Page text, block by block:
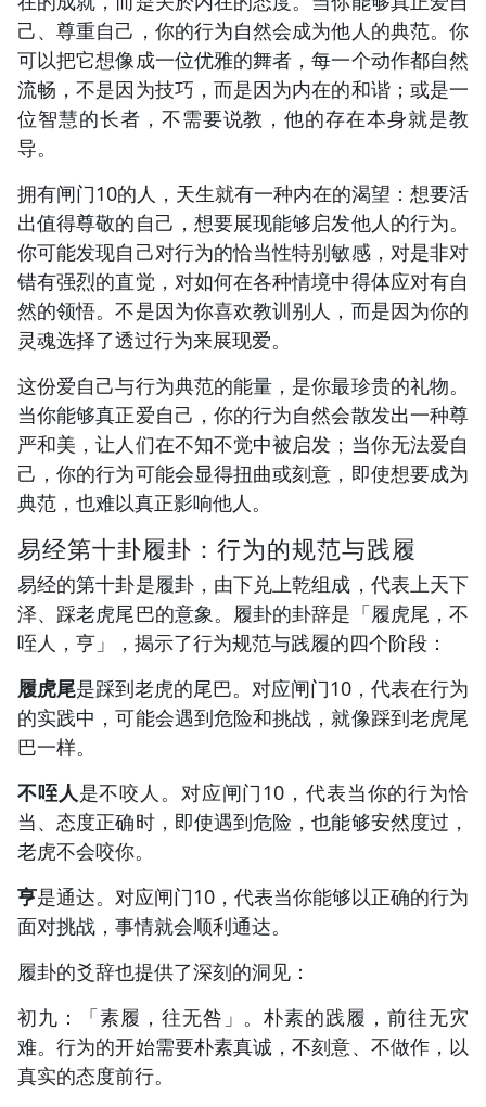
己、尊重自己，你的行为自然会成为他人的典范。你
可以把它想像成一位优雅的舞者，每一个动作都自然
流畅，不是因为技巧，而是因为内在的和谐；或是一
位智慧的长者，不需要说教，他的存在本身就是教
导。
拥有闸门10的人，天生就有一种内在的渴望：想要活
出值得尊敬的自己，想要展现能够启发他人的行为。
你可能发现自己对行为的恰当性特别敏感，对是非对
错有强烈的直觉，对如何在各种情境中得体应对有自
然的领悟。不是因为你喜欢教训别人，而是因为你的
灵魂选择了透过行为来展现爱。
这份爱自己与行为典范的能量，是你最珍贵的礼物。
当你能够真正爱自己，你的行为自然会散发出一种尊
严和美，让人们在不知不觉中被启发；当你无法爱自
己，你的行为可能会显得扭曲或刻意，即使想要成为
典范，也难以真正影响他人。
易经第十卦履卦：行为的规范与践履
易经的第十卦是履卦，由下兑上乾组成，代表上天下
泽、踩老虎尾巴的意象。履卦的卦辞是「履虎尾，不
咥人，亨」，揭示了行为规范与践履的四个阶段：
履虎尾是踩到老虎的尾巴。对应闸门10，代表在行为
的实践中，可能会遇到危险和挑战，就像踩到老虎尾
巴一样。
不咥人是不咬人。对应闸门10，代表当你的行为恰
当、态度正确时，即使遇到危险，也能够安然度过，
老虎不会咬你。
亨是通达。对应闸门10，代表当你能够以正确的行为
面对挑战，事情就会顺利通达。
履卦的爻辞也提供了深刻的洞见：
初九：「素履，往无咎」。朴素的践履，前往无灾
难。行为的开始需要朴素真诚，不刻意、不做作，以
真实的态度前行。